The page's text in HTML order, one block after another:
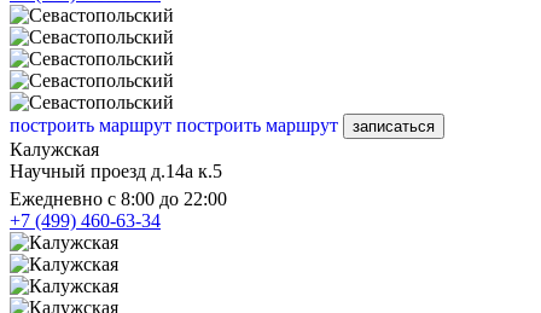
построить маршрут построить маршрут записаться
Калужская
Научный проезд д.14а к.5
Ежедневно с 8:00 до 22:00
+7 (499) 460-63-34